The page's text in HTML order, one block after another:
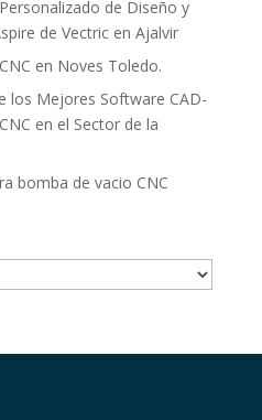
de Diseño y
de Vectric en Ajalvir
en Noves Toledo.
los Mejores Software CAD-
en el Sector de la
bomba de vacio CNC